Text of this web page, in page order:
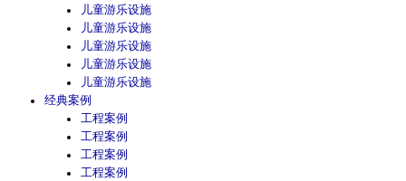
儿童游乐设施
儿童游乐设施
儿童游乐设施
儿童游乐设施
儿童游乐设施
经典案例
工程案例
工程案例
工程案例
工程案例